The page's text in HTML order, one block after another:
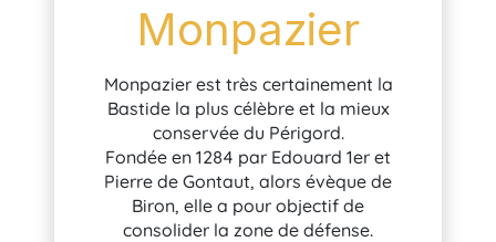
Monpazier
Monpazier est très certainement la
Bastide la plus célèbre et la mieux
conservée du Périgord.
Fondée en 1284 par Edouard 1er et
Pierre de Gontaut, alors évèque de
Biron, elle a pour objectif de
consolider la zone de défense.